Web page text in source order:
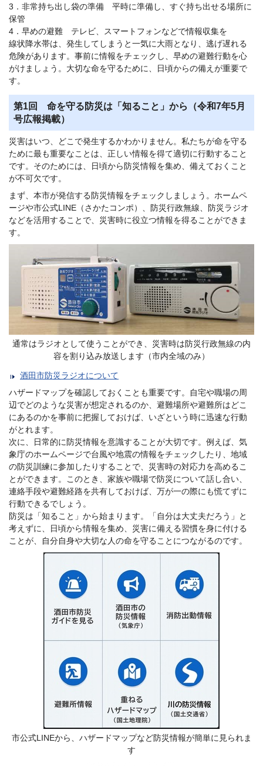
3．非常持ち出し袋の準備 平時に準備し、すぐ持ち出せる場所に
保管
4．早めの避難 テレビ、スマートフォンなどで情報収集を
線状降水帯は、発生してしまうと一気に大雨となり、逃げ遅れる
危険があります。事前に情報をチェックし、早めの避難行動を心
がけましょう。大切な命を守るために、日頃からの備えが重要で
す。
第1回 命を守る防災は「知ること」から（令和7年5月
号広報掲載）
災害はいつ、どこで発生するかわかりません。私たちが命を守る
ために最も重要なことは、正しい情報を得て適切に行動すること
です。そのためには、日頃から防災情報を集め、備えておくこと
が不可欠です。
まず、本市が発信する防災情報をチェックしましょう。ホームペ
ージや市公式LINE（さかたコンポ）、防災行政無線、防災ラジオ
などを活用することで、災害時に役立つ情報を得ることができま
す。
通常はラジオとして使うことができ、災害時は防災行政無線の内
容を割り込み放送します（市内全域のみ）
酒田市防災ラジオについて
ハザードマップを確認しておくことも重要です。自宅や職場の周
辺でどのような災害が想定されるのか、避難場所や避難所はどこ
にあるのかを事前に把握しておけば、いざという時に迅速な行動
がとれます。
次に、日常的に防災情報を意識することが大切です。例えば、気
象庁のホームページで台風や地震の情報をチェックしたり、地域
の防災訓練に参加したりすることで、災害時の対応力を高めるこ
とができます。このとき、家族や職場で防災について話し合い、
連絡手段や避難経路を共有しておけば、万が一の際にも慌てずに
行動できるでしょう。
防災は「知ること」から始まります。「自分は大丈夫だろう」と
考えずに、日頃から情報を集め、災害に備える習慣を身に付ける
ことが、自分自身や大切な人の命を守ることにつながるのです。
市公式LINEから、ハザードマップなど防災情報が簡単に見られま
す